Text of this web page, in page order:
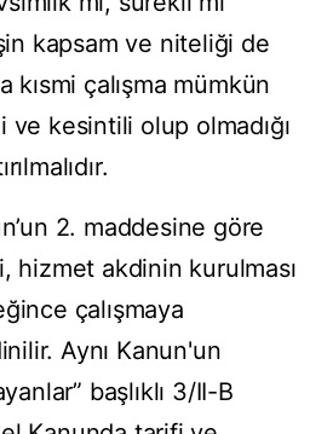
kapsam ve niteliği de
kısmi çalışma mümkün
ve kesintili olup olmadığı
2. maddesine göre
hizmet akdinin kurulması
çalışmaya
Aynı Kanun'un
başlıklı 3/II-B